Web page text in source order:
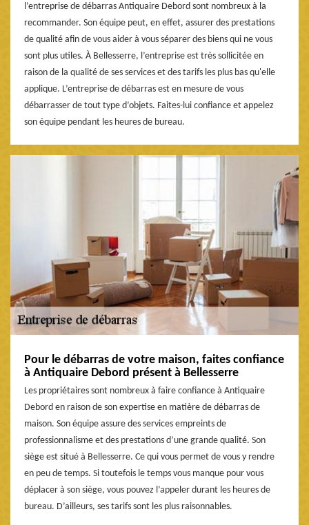
l’entreprise de débarras Antiquaire Debord sont nombreux à la
recommander. Son équipe peut, en effet, assurer des prestations
de qualité afin de vous aider à vous séparer des biens qui ne vous
sont plus utiles. À Bellesserre, l’entreprise est très sollicitée en
raison de la qualité de ses services et des tarifs les plus bas qu'elle
applique. L’entreprise de débarras est en mesure de vous
débarrasser de tout type d’objets. Faites-lui confiance et appelez
son équipe pendant les heures de bureau.
Pour le débarras de votre maison, faites confiance
à Antiquaire Debord présent à Bellesserre
Les propriétaires sont nombreux à faire confiance à Antiquaire
Debord en raison de son expertise en matière de débarras de
maison. Son équipe assure des services empreints de
professionnalisme et des prestations d’une grande qualité. Son
siège est situé à Bellesserre. Ce qui vous permet de vous y rendre
en peu de temps. Si toutefois le temps vous manque pour vous
déplacer à son siège, vous pouvez l’appeler durant les heures de
bureau. D’ailleurs, ses tarifs sont les plus raisonnables.